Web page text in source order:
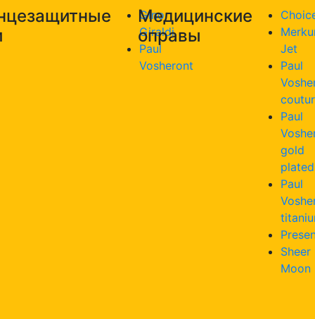
Gino
Giraldi
Paul
Vosheront
Медицинские
оправы
Jet
Paul
Paul
gold
plated
Paul
Sheer
Moon